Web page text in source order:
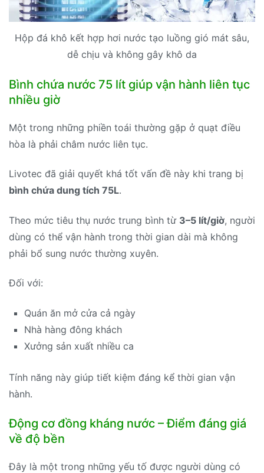
Hộp đá khô kết hợp hơi nước tạo luồng gió mát sâu,
dễ chịu và không gây khô da
Bình chứa nước 75 lít giúp vận hành liên tục
nhiều giờ
Một trong những phiền toái thường gặp ở quạt điều
hòa là phải châm nước liên tục.
Livotec đã giải quyết khá tốt vấn đề này khi trang bị
bình chứa dung tích 75L.
Theo mức tiêu thụ nước trung bình từ 3–5 lít/giờ, người
dùng có thể vận hành trong thời gian dài mà không
phải bổ sung nước thường xuyên.
Đối với:
Quán ăn mở cửa cả ngày
Nhà hàng đông khách
Xưởng sản xuất nhiều ca
Tính năng này giúp tiết kiệm đáng kể thời gian vận
hành.
Động cơ đồng kháng nước – Điểm đáng giá
về độ bền
Đây là một trong những yếu tố được người dùng có